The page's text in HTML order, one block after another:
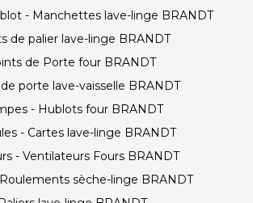
- Manchettes lave-linge BRANDT
de palier lave-linge BRANDT
de Porte four BRANDT
porte lave-vaisselle BRANDT
- Hublots four BRANDT
- Cartes lave-linge BRANDT
- Ventilateurs Fours BRANDT
sèche-linge BRANDT